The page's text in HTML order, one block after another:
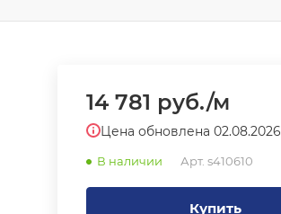
14 781 руб./м
Цена обновлена 02.08.2026
В наличии Арт. s410610
Купить